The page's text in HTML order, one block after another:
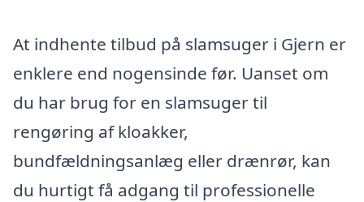
At indhente tilbud på slamsuger i Gjern er
enklere end nogensinde før. Uanset om
du har brug for en slamsuger til
rengøring af kloakker,
bundfældningsanlæg eller drænrør, kan
du hurtigt få adgang til professionelle